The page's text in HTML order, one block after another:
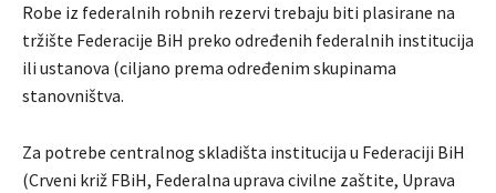
Robe iz federalnih robnih rezervi trebaju biti plasirane na
tržište Federacije BiH preko određenih federalnih institucija
ili ustanova (ciljano prema određenim skupinama
stanovništva.
Za potrebe centralnog skladišta institucija u Federaciji BiH
(Crveni križ FBiH, Federalna uprava civilne zaštite, Uprava